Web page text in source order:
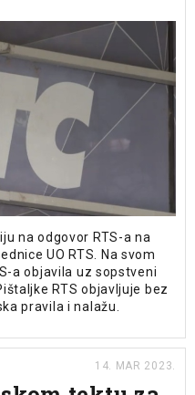
na odgovor RTS-a na
UO RTS. Na svom
a objavila uz sopstveni
RTS objavljuje bez
pravila i nalažu.
14. MAR 2023.